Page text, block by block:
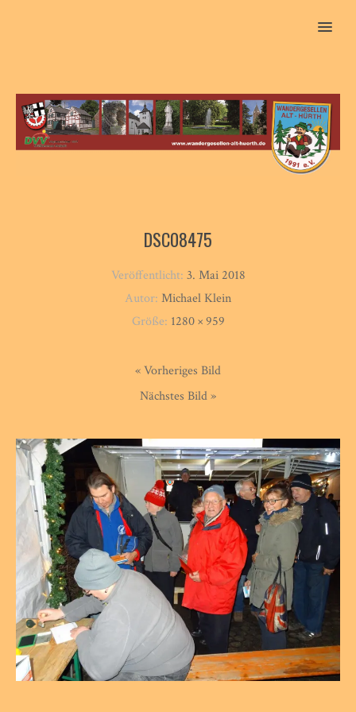
MENU
DSC08475
Veröffentlicht: 3. Mai 2018
Autor: Michael Klein
Größe: 1280 × 959
« Vorheriges Bild
Nächstes Bild »